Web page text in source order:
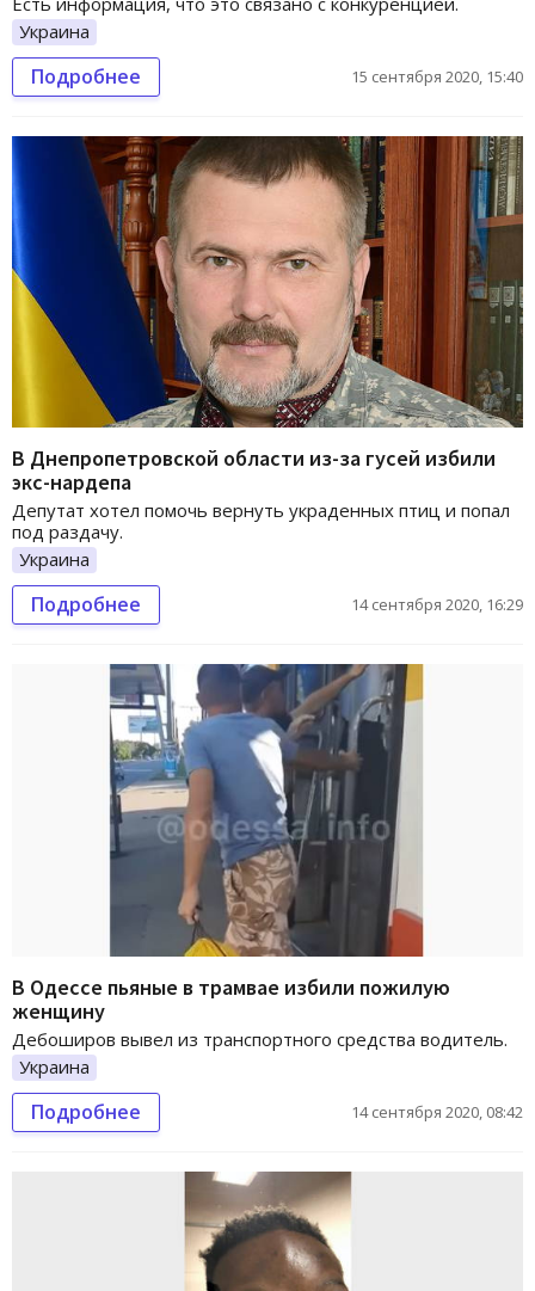
Украина
Подробнее 15 сентября 2020, 15:40
В Днепропетровской области из-за гусей избили
экс-нардепа
Депутат хотел помочь вернуть украденных птиц и попал
под раздачу.
Украина
Подробнее 14 сентября 2020, 16:29
В Одессе пьяные в трамвае избили пожилую
женщину
Дебоширов вывел из транспортного средства водитель.
Украина
Подробнее 14 сентября 2020, 08:42